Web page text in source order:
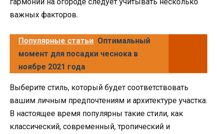
важных факторов.
Популярные статьи Оптимальный
момент для посадки чеснока в
ноябре 2021 года
Выберите стиль, который будет соответствовать
вашим личным предпочтениям и архитектуре участка.
В настоящее время популярны такие стили, как
классический, современный, тропический и